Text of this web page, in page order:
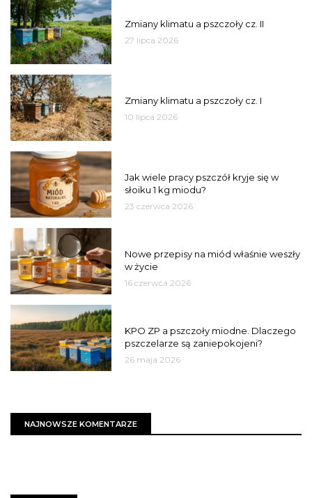
Zmiany klimatu a pszczoły cz. II
27 lipca 2026
Zmiany klimatu a pszczoły cz. I
10 lipca 2026
Jak wiele pracy pszczół kryje się w
słoiku 1 kg miodu?
23 czerwca 2026
Nowe przepisy na miód właśnie weszły
w życie
16 czerwca 2026
KPO ZP a pszczoły miodne. Dlaczego
pszczelarze są zaniepokojeni?
26 maja 2026
NAJNOWSZE KOMENTARZE